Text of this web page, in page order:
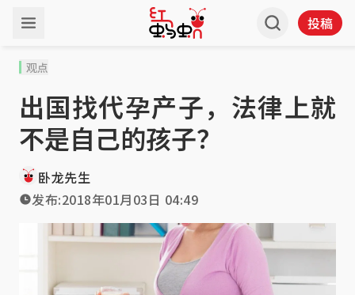
投稿
观点
出国找代孕产子，法律上就
不是自己的孩子？
卧龙先生
发布:2018年01月03日 04:49